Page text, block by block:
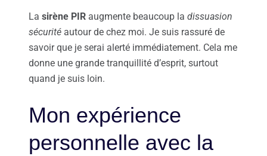
La sirène PIR augmente beaucoup la dissuasion
sécurité autour de chez moi. Je suis rassuré de
savoir que je serai alerté immédiatement. Cela me
donne une grande tranquillité d’esprit, surtout
quand je suis loin.
Mon expérience
personnelle avec la